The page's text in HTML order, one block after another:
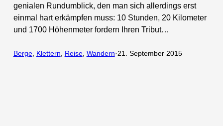
genialen Rundumblick, den man sich allerdings erst
einmal hart erkämpfen muss: 10 Stunden, 20 Kilometer
und 1700 Höhenmeter fordern Ihren Tribut…
Berge, Klettern, Reise, Wandern·21. September 2015